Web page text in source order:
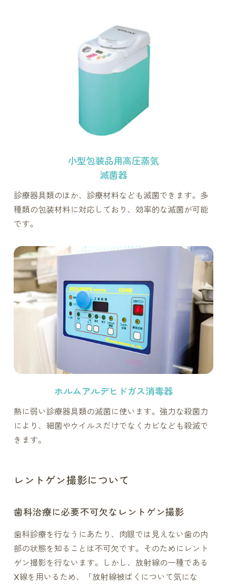
小型包装品用高圧蒸気
滅菌器
診療器具類のほか、診療材料なども滅菌できます。多
種類の包装材料に対応しており、効率的な滅菌が可能
です。
ホルムアルデヒドガス消毒器
熱に弱い診療器具類の滅菌に使います。強力な殺菌力
により、細菌やウイルスだけでなくカビなども殺滅で
きます。
レントゲン撮影について
歯科治療に必要不可欠なレントゲン撮影
歯科診療を行なうにあたり、肉眼では見えない歯の内
部の状態を知ることは不可欠です。そのためにレント
ゲン撮影を行ないます。しかし、放射線の一種である
X線を用いるため、「放射線被ばくについて気にな